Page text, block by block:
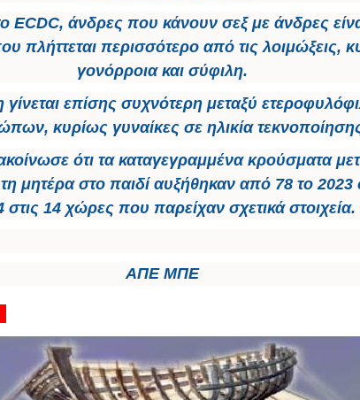
ECDC, άνδρες που κάνουν σεξ με άνδρες
πλήττεται περισσότερο από τις λοιμώξεις,
γονόρροια και σύφιλη.
επίσης συχνότερη μεταξύ
κυρίως γυναίκες σε ηλικία
ότι τα καταγεγραμμένα κρούσματα
μητέρα στο παιδί αυξήθηκαν από 78 το 2023
στις 14 χώρες που παρείχαν σχετικά στοιχεία.
ΑΠΕ ΜΠΕ